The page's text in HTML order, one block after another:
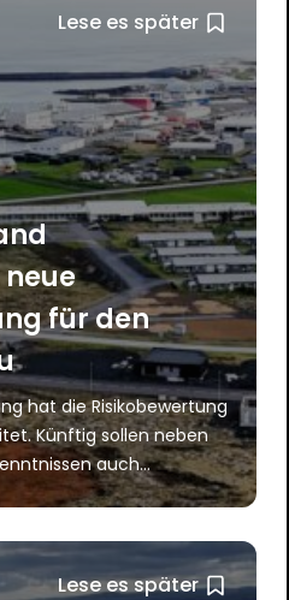
Lese es später
für den
hat die Risikobewertung
Künftig sollen neben
auch...
Lese es später